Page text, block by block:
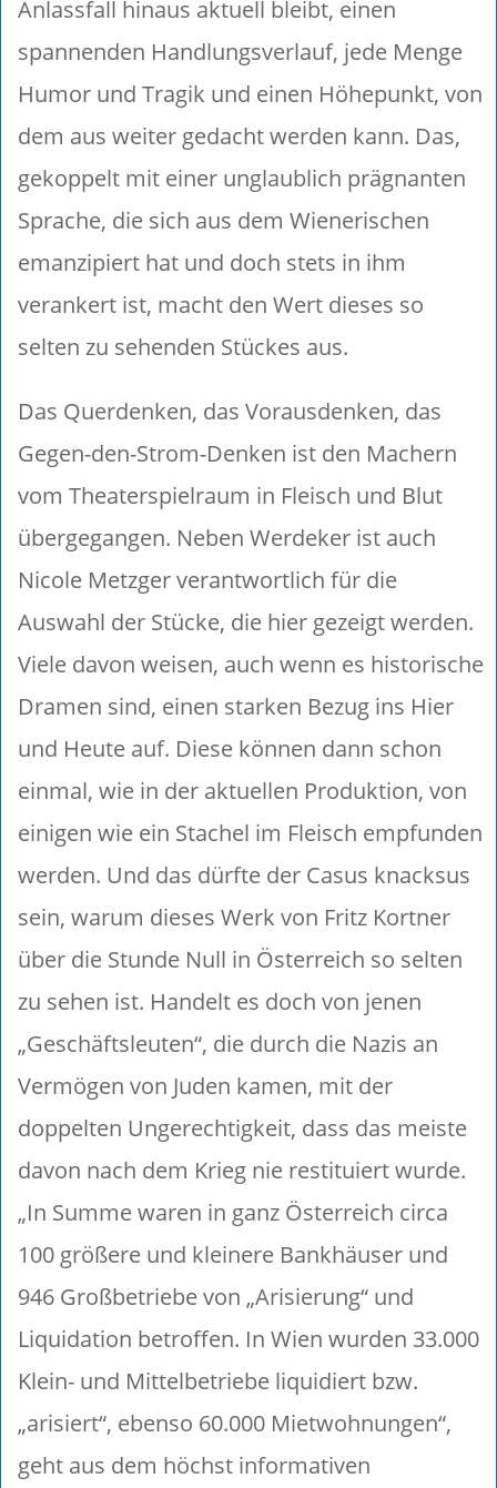
Anlassfall hinaus aktuell bleibt, einen
spannenden Handlungsverlauf, jede Menge
Humor und Tragik und einen Höhepunkt, von
dem aus weiter gedacht werden kann. Das,
gekoppelt mit einer unglaublich prägnanten
Sprache, die sich aus dem Wienerischen
emanzipiert hat und doch stets in ihm
verankert ist, macht den Wert dieses so
selten zu sehenden Stückes aus.
Das Querdenken, das Vorausdenken, das
Gegen-den-Strom-Denken ist den Machern
vom Theaterspielraum in Fleisch und Blut
übergegangen. Neben Werdeker ist auch
Nicole Metzger verantwortlich für die
Auswahl der Stücke, die hier gezeigt werden.
Viele davon weisen, auch wenn es historische
Dramen sind, einen starken Bezug ins Hier
und Heute auf. Diese können dann schon
einmal, wie in der aktuellen Produktion, von
einigen wie ein Stachel im Fleisch empfunden
werden. Und das dürfte der Casus knacksus
sein, warum dieses Werk von Fritz Kortner
über die Stunde Null in Österreich so selten
zu sehen ist. Handelt es doch von jenen
„Geschäftsleuten“, die durch die Nazis an
Vermögen von Juden kamen, mit der
doppelten Ungerechtigkeit, dass das meiste
davon nach dem Krieg nie restituiert wurde.
„In Summe waren in ganz Österreich circa
100 größere und kleinere Bankhäuser und
946 Großbetriebe von „Arisierung“ und
Liquidation betroffen. In Wien wurden 33.000
Klein- und Mittelbetriebe liquidiert bzw.
„arisiert“, ebenso 60.000 Mietwohnungen“,
geht aus dem höchst informativen